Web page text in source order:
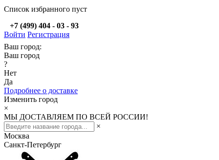
Список избранного пуст
+7 (499) 404 - 03 - 93
Войти Регистрация
Ваш город:
Ваш город
?
Нет
Да
Подробнее о доставке
Изменить город
×
МЫ ДОСТАВЛЯЕМ ПО ВСЕЙ РОССИИ!
×
Москва
Санкт-Петербург